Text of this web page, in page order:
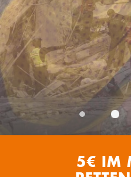
Schweres Erdbeben in
JETZT HELFEN
Krise im Sudan: Hilfe
JETZT LESEN
Nothilfe für die
in Gaza
JETZT SPENDEN UND
Unser Bildungs- und
Schulen gegen den
JETZT MEHR ERFAHREN
5€ IM